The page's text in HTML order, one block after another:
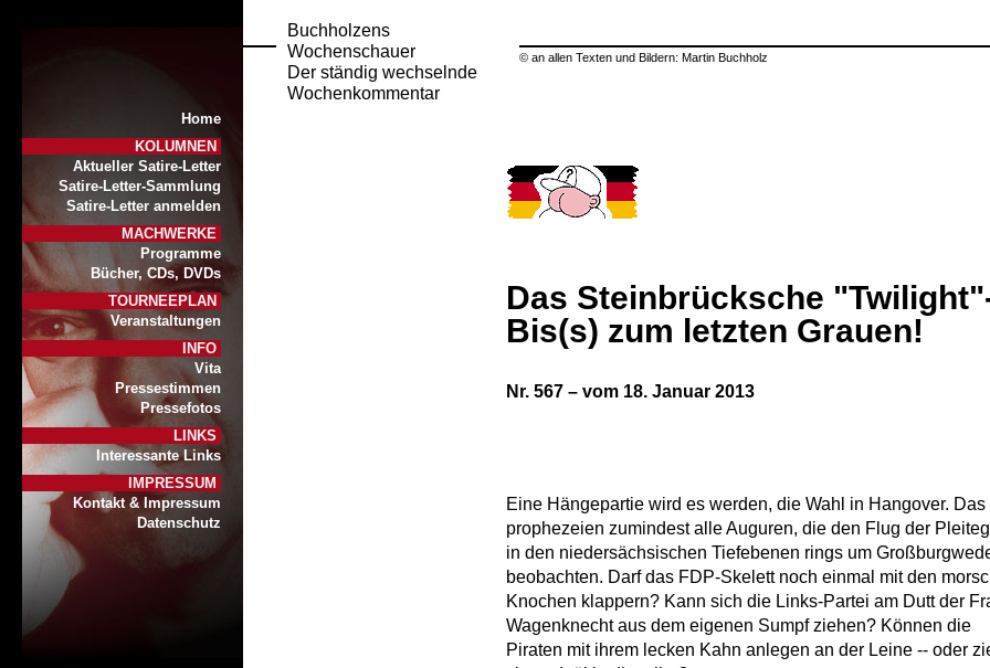
Home
KOLUMNEN
Aktueller Satire-Letter
Satire-Letter-Sammlung
Satire-Letter anmelden
MACHWERKE
Programme
Bücher, CDs, DVDs
TOURNEEPLAN
Veranstaltungen
INFO
Vita
Pressestimmen
Pressefotos
LINKS
Interessante Links
IMPRESSUM
Kontakt & Impressum
Datenschutz
Buchholzens
Wochenschauer
Der ständig wechselnde
Wochenkommentar
© an allen Texten und Bildern: Martin Buchholz
Das Steinbrücksche
Bis(s) zum letzten Grauen!
Nr. 567 – vom 18. Januar 2013
Eine Hängepartie wird es werden, die Wahl in Hangover. Das
prophezeien zumindest alle Auguren, die den Flug der
in den niedersächsischen Tiefebenen rings um
beobachten. Darf das FDP-Skelett noch einmal mit den
Knochen klappern? Kann sich die Links-Partei am Dutt der
Wagenknecht aus dem eigenen Sumpf ziehen? Können die
Piraten mit ihrem lecken Kahn anlegen an der Leine -- oder